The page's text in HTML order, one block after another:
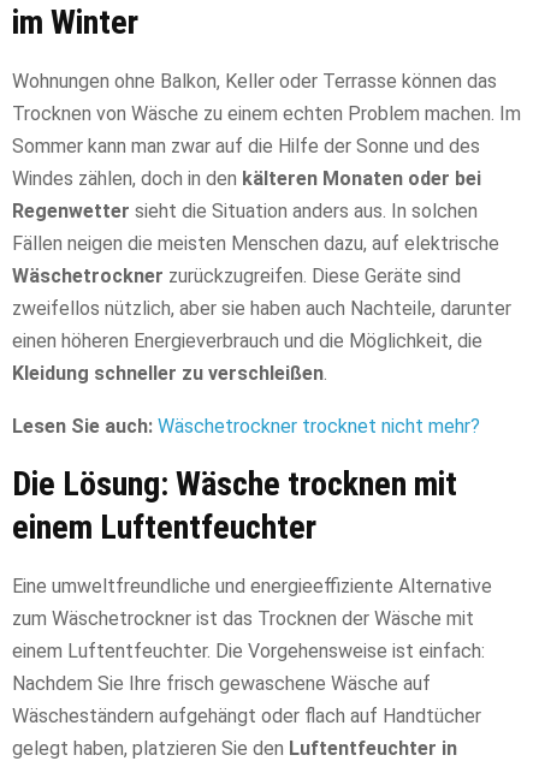
im Winter
Wohnungen ohne Balkon, Keller oder Terrasse können das
Trocknen von Wäsche zu einem echten Problem machen. Im
Sommer kann man zwar auf die Hilfe der Sonne und des
Windes zählen, doch in den kälteren Monaten oder bei
Regenwetter sieht die Situation anders aus. In solchen
Fällen neigen die meisten Menschen dazu, auf elektrische
Wäschetrockner zurückzugreifen. Diese Geräte sind
zweifellos nützlich, aber sie haben auch Nachteile, darunter
einen höheren Energieverbrauch und die Möglichkeit, die
Kleidung schneller zu verschleißen
Lesen Sie auch: Wäschetrockner trocknet nicht mehr?
Die Lösung: Wäsche trocknen mit
einem Luftentfeuchter
Eine umweltfreundliche und energieeffiziente Alternative
zum Wäschetrockner ist das Trocknen der Wäsche mit
einem Luftentfeuchter. Die Vorgehensweise ist einfach:
Nachdem Sie Ihre frisch gewaschene Wäsche auf
Wäscheständern aufgehängt oder flach auf Handtücher
gelegt haben, platzieren Sie den Luftentfeuchter in